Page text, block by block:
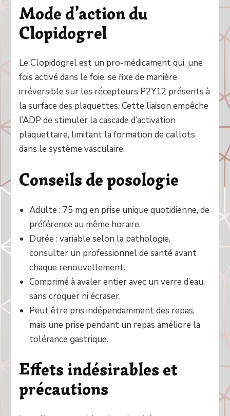
Mode d’action du
Clopidogrel
Le Clopidogrel est un pro-médicament qui, une
fois activé dans le foie, se fixe de manière
irréversible sur les récepteurs P2Y12 présents à
la surface des plaquettes. Cette liaison empêche
l’ADP de stimuler la cascade d’activation
plaquettaire, limitant la formation de caillots
dans le système vasculaire.
Conseils de posologie
Adulte : 75 mg en prise unique quotidienne, de
préférence au même horaire.
Durée : variable selon la pathologie,
consulter un professionnel de santé avant
chaque renouvellement.
Comprimé à avaler entier avec un verre d’eau,
sans croquer ni écraser.
Peut être pris indépendamment des repas,
mais une prise pendant un repas améliore la
tolérance gastrique.
Effets indésirables et
précautions